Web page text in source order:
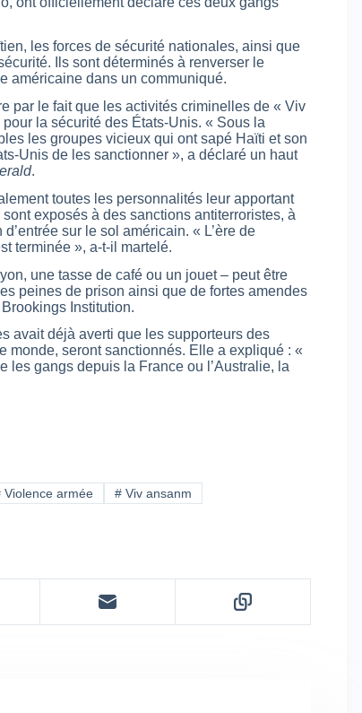
les forces de sécurité nationales, ainsi que
Ils sont déterminés à renverser le
américaine dans un communiqué.
par le fait que les activités criminelles de « Viv
la sécurité des États-Unis. « Sous la
les groupes vicieux qui ont sapé Haïti et son
Unis de les sanctionner », a déclaré un haut
.
toutes les personnalités leur apportant
exposés à des sanctions antiterroristes, à
sur le sol américain. « L’ère de
terminée », a-t-il martelé.
une tasse de café ou un jouet – peut être
peines de prison ainsi que de fortes amendes
Institution.
avait déjà averti que les supporteurs des
monde, seront sanctionnés. Elle a expliqué : «
les gangs depuis la France ou l’Australie, la
Violence armée #Viv ansanm